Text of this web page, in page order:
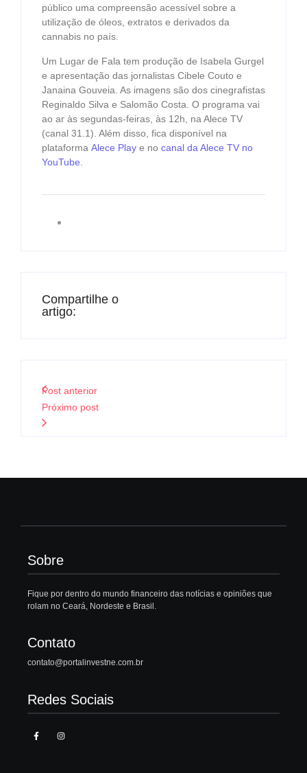
público uma compreensão acessível sobre a
utilização de óleos, extratos e derivados da
cannabis no país.
Um Lugar de Fala tem produção de Isabela Gurgel
e apresentação das jornalistas Cibele Couto e
Janaina Gouveia. As imagens são dos cinegrafistas
Reginaldo Silva e Salomão Costa. O programa vai
ao ar às segundas-feiras, às 12h, na Alece TV
(canal 31.1). Além disso, fica disponível na
plataforma Alece Play e no canal da Alece TV no
YouTube
Compartilhe o
artigo:
Post anterior
Próximo post
Sobre
Fique por dentro do mundo financeiro das notícias e opiniões que
rolam no Ceará, Nordeste e Brasil.
Contato
contato@portalinvestne.com.br
Redes Sociais